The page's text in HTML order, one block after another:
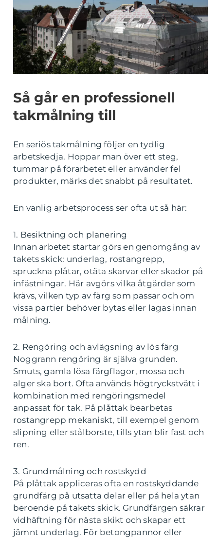
Så går en professionell
takmålning till
En seriös takmålning följer en tydlig
arbetskedja. Hoppar man över ett steg,
tummar på förarbetet eller använder fel
produkter, märks det snabbt på resultatet.
En vanlig arbetsprocess ser ofta ut så här:
1. Besiktning och planering
Innan arbetet startar görs en genomgång av
takets skick: underlag, rostangrepp,
spruckna plåtar, otäta skarvar eller skador på
infästningar. Här avgörs vilka åtgärder som
krävs, vilken typ av färg som passar och om
vissa partier behöver bytas eller lagas innan
målning.
2. Rengöring och avlägsning av lös färg
Noggrann rengöring är själva grunden.
Smuts, gamla lösa färgflagor, mossa och
alger ska bort. Ofta används högtryckstvätt i
kombination med rengöringsmedel
anpassat för tak. På plåttak bearbetas
rostangrepp mekaniskt, till exempel genom
slipning eller stålborste, tills ytan blir fast och
ren.
3. Grundmålning och rostskydd
På plåttak appliceras ofta en rostskyddande
grundfärg på utsatta delar eller på hela ytan
beroende på takets skick. Grundfärgen säkrar
vidhäftning för nästa skikt och skapar ett
jämnt underlag. För betongpannor eller